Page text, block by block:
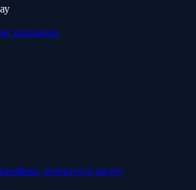
шалыңыз
Жеке деректерді өңдеу